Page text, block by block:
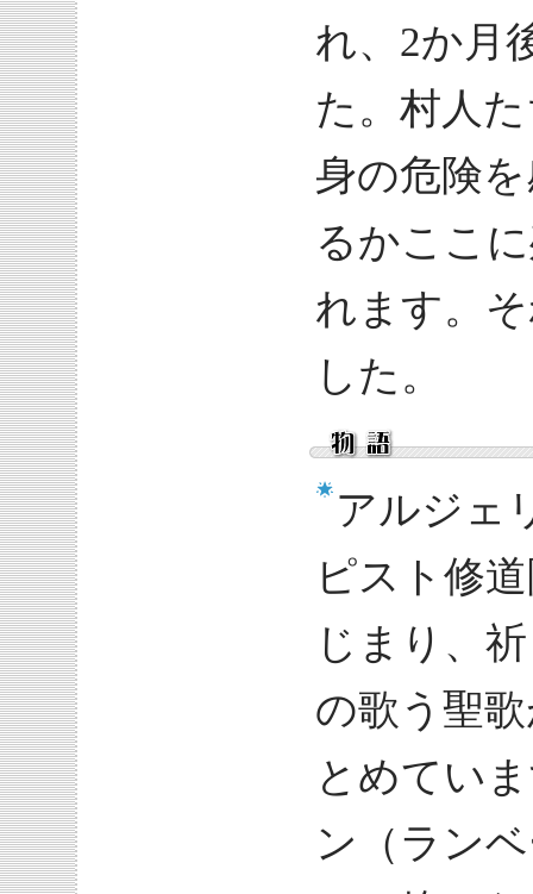
れ、2か月
た。村人
身の危険
るかここ
れます。
した。
アルジェ
ピスト修
じまり、
の歌う聖
とめてい
ン（ラン